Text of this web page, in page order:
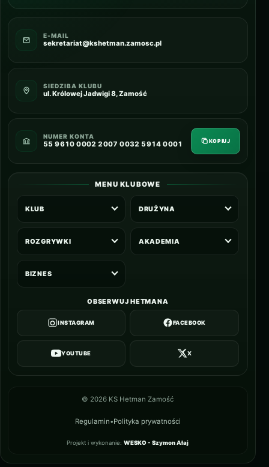
E-MAIL
sekretariat@kshetman.zamosc.pl
SIEDZIBA KLUBU
ul. Królowej Jadwigi 8, Zamość
NUMER KONTA
55 9610 0002 2007 0032 5914 0001 KOPIUJ
MENU KLUBOWE
KLUB DRUŻYNA
ROZGRYWKI AKADEMIA
BIZNES
OBSERWUJ HETMANA
INSTAGRAM FACEBOOK
YOUTUBE X
© 2026 KS Hetman Zamość
Regulamin•Polityka prywatności
Projekt i wykonanie:WESKO - Szymon Ałaj